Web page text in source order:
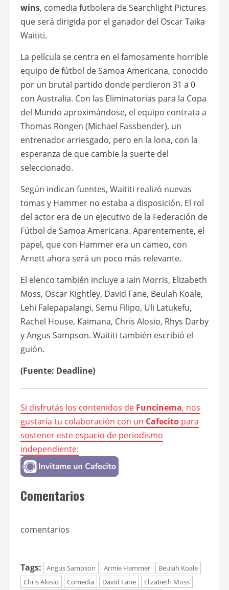
wins, comedia futbolera de Searchlight Pictures
que será dirigida por el ganador del Oscar Taika
Waititi.
La película se centra en el famosamente horrible
equipo de fútbol de Samoa Americana, conocido
por un brutal partido donde perdieron 31 a 0
con Australia. Con las Eliminatorias para la Copa
del Mundo aproximándose, el equipo contrata a
Thomas Rongen (Michael Fassbender), un
entrenador arriesgado, pero en la lona, con la
esperanza de que cambie la suerte del
seleccionado.
Según indican fuentes, Waititi realizó nuevas
tomas y Hammer no estaba a disposición. El rol
del actor era de un ejecutivo de la Federación de
Fútbol de Samoa Americana. Aparentemente, el
papel, que con Hammer era un cameo, con
Arnett ahora será un poco más relevante.
El elenco también incluye a Iain Morris, Elizabeth
Moss, Oscar Kightley, David Fane, Beulah Koale,
Lehi Falepapalangi, Semu Filipo, Uli Latukefu,
Rachel House, Kaimana, Chris Alosio, Rhys Darby
y Angus Sampson. Waititi también escribió el
guión.
(Fuente: Deadline)
Si disfrutás los contenidos de Funcinema, nos
gustaría tu colaboración con un Cafecito para
sostener este espacio de periodismo
independiente:
Comentarios
comentarios
Tags: Angus Sampson Armie Hammer
Beulah Koale
Chris Alosio
Comedia David Fane
Elizabeth Moss